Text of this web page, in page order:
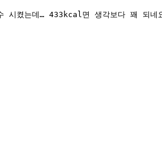
시켰는데… 433kcal면 생각보다 꽤 되